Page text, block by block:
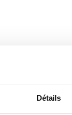
Détails